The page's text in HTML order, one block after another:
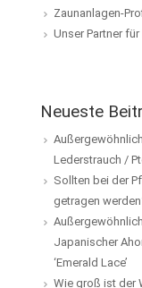
Zaunanlagen-
Unser Partner
Neueste
Lederstrauch /
Sollten bei der
getragen
Japanischer
‘Emerald Lace’
Wie groß ist der